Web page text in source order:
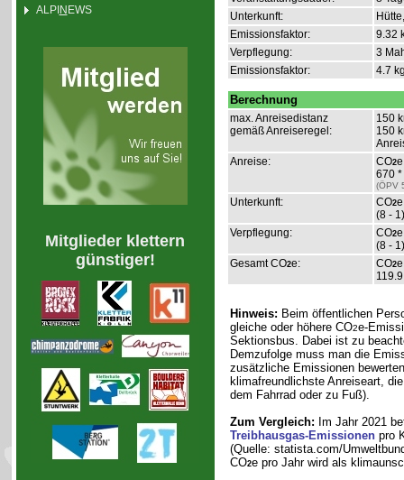
ALPINEWS
Mitglieder klettern
günstiger!
Unterkunft:
Emissionsfaktor:
9.32
Verpflegung:
3
Emissionsfaktor:
4.7
Berechnung
max. Anreisedistanz
gemäß Anreiseregel:
150
150
Anreise:
CO2
670
(ÖPV
Unterkunft: CO2
(8 -
Verpflegung:
CO2
(8 -
Gesamt CO2e: CO2
Hinweis: Beim öffentlichen
gleiche oder höhere CO2e-
Sektionsbus. Dabei ist zu
Demzufolge muss man die
zusätzliche Emissionen
klimafreundlichste Anreiseart,
dem Fahrrad oder zu Fuß).
Zum Vergleich: Im Jahr 2021
Treibhausgas-Emissionenpro
(Quelle: statista.com/
CO2e pro Jahr wird als